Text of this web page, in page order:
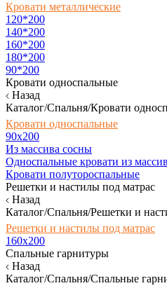
Кровати металлические
120*200
140*200
160*200
180*200
90*200
Кровати односпальные
Назад
Каталог/Спальня/Кровати
Кровати односпальные
90х200
Из массива сосны
Односпальные кровати из
Кровати полутороспальные
Решетки и настилы под матрас
Назад
Каталог/Спальня/Решетки и
Решетки и настилы под матрас
160х200
Спальные гарнитуры
Назад
Каталог/Спальня/Спальные